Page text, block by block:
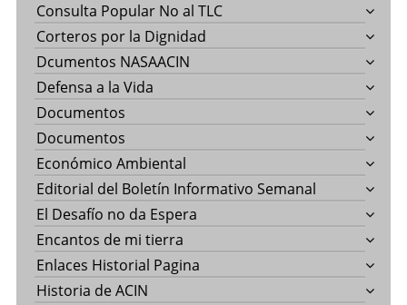
Consulta Popular No al TLC
Corteros por la Dignidad
Dcumentos NASAACIN
Defensa a la Vida
Documentos
Documentos
Económico Ambiental
Editorial del Boletín Informativo Semanal
El Desafío no da Espera
Encantos de mi tierra
Enlaces Historial Pagina
Historia de ACIN